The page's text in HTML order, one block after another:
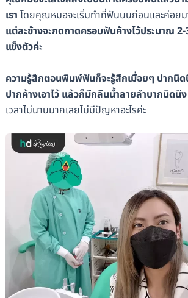
เรา โดยคุณหมอจะเริ่มทำที่ฟันบนก่อนและค่อยม
แต่ละข้างจะกดถาดครอบฟันค้างไว้ประมาณ 2-
แข็งตัวค่ะ
ความรู้สึกตอนพิมพ์ฟันก็จะรู้สึกเมื่อยๆ ปากนิด
ปากค้างเอาไว้ แล้วก็มีกลืนน้ำลายลำบากนิดนึง
เวลาไม่นานมากเลยไม่มีปัญหาอะไรค่ะ